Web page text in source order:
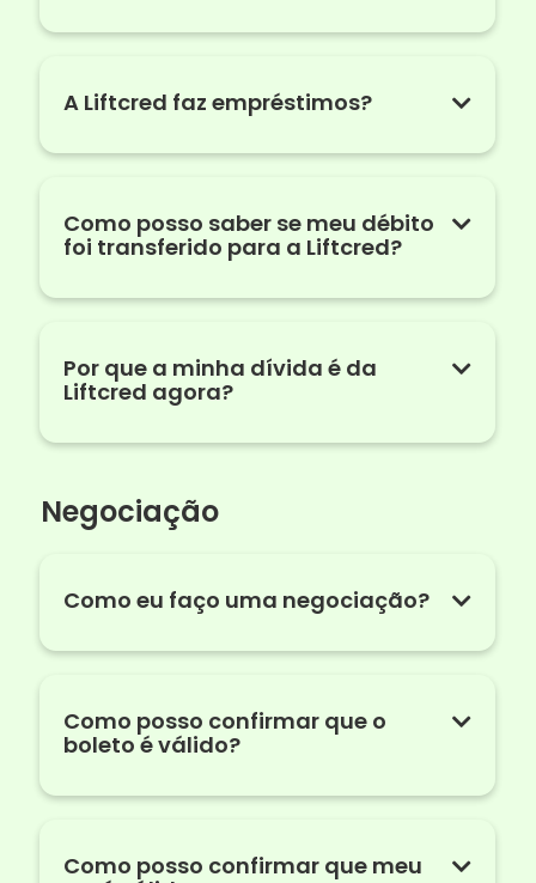
A Liftcred faz empréstimos?
Como posso saber se meu débito
foi transferido para a Liftcred?
Por que a minha dívida é da
Liftcred agora?
Negociação
Como eu faço uma negociação?
Como posso confirmar que o
boleto é válido?
Como posso confirmar que meu